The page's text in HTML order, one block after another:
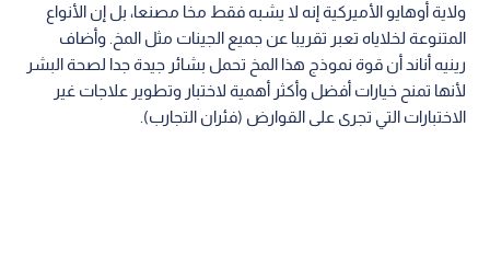
ولاية أوهايو الأميركية إنه لا يشبه فقط مخا مصنعا، بل إن الأنواع
المتنوعة لخلاياه تعبر تقريبا عن جميع الجينات مثل المخ. وأضاف
رينيه أناند أن قوة نموذج هذا المخ تحمل بشائر جيدة جدا لصحة البشر
لأنها تمنح خيارات أفضل وأكثر أهمية لاختبار وتطوير علاجات غير
الاختبارات التي تجرى على القوارض (فئران التجارب).